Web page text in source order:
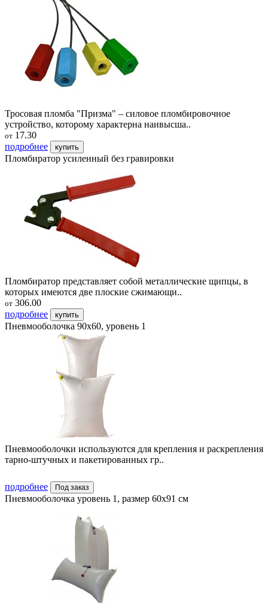
Тросовая пломба "Призма" – силовое пломбировочное
устройство, которому характерна наивысша..
от 17.30
подробнее
купить
Пломбиратор усиленный без гравировки
Пломбиратор представляет собой металлические щипцы, в
которых имеются две плоские сжимающи..
от 306.00
подробнее
купить
Пневмооболочка 90х60, уровень 1
Пневмооболочки используются для крепления и раскрепления
тарно-штучных и пакетированных гр..
подробнее Под заказ
Пневмооболочка уровень 1, размер 60x91 см